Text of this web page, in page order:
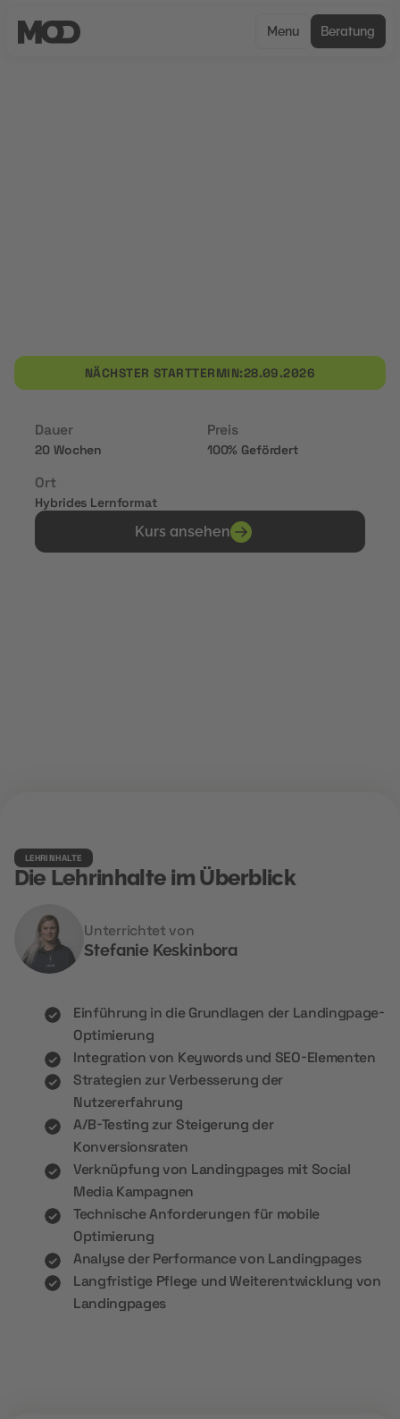
Menu Beratung
NÄCHSTER STARTTERMIN:28.09.2026
Dauer
20 Wochen
Preis
100% Gefördert
Ort
Hybrides Lernformat
Kurs ansehen
LEHRINHALTE
Die Lehrinhalte im Überblick
Unterrichtet von
Stefanie Keskinbora
Einführung in die Grundlagen der Landingpage-
Optimierung
Integration von Keywords und SEO-Elementen
Strategien zur Verbesserung der
Nutzererfahrung
A/B-Testing zur Steigerung der
Konversionsraten
Verknüpfung von Landingpages mit Social
Media Kampagnen
Technische Anforderungen für mobile
Optimierung
Analyse der Performance von Landingpages
Langfristige Pflege und Weiterentwicklung von
Landingpages